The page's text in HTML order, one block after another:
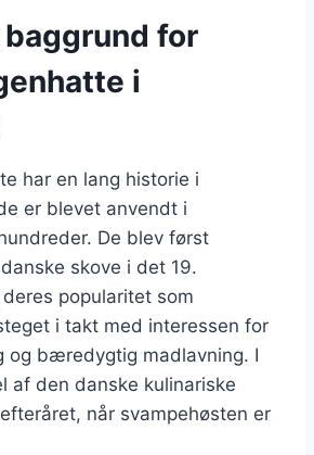
for
i
har en lang historie i
er blevet anvendt i
De blev først
skove i det 19.
popularitet som
i takt med interessen for
og bæredygtig madlavning. I
af den danske kulinariske
når svampehøsten er